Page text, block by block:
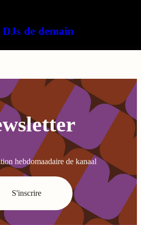
DJs de demain
hebdomaadaire de kanaal
S'inscrire